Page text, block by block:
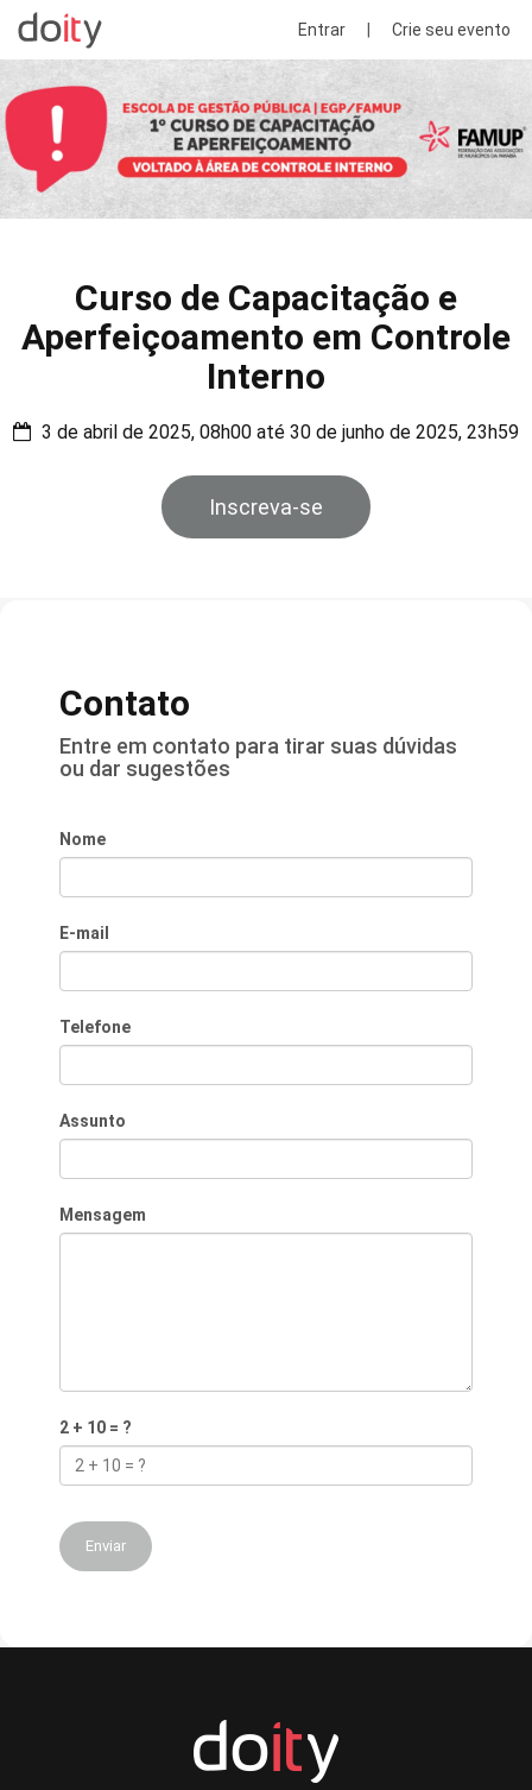
Entrar Crie seu evento
Curso de Capacitação e
Aperfeiçoamento em Controle
Interno
3 de abril de 2025, 08h00 até 30 de junho de 2025, 23h59
Inscreva-se
Contato
Entre em contato para tirar suas dúvidas
ou dar sugestões
Nome
E-mail
Telefone
Assunto
Mensagem
2 + 10 = ?
Enviar